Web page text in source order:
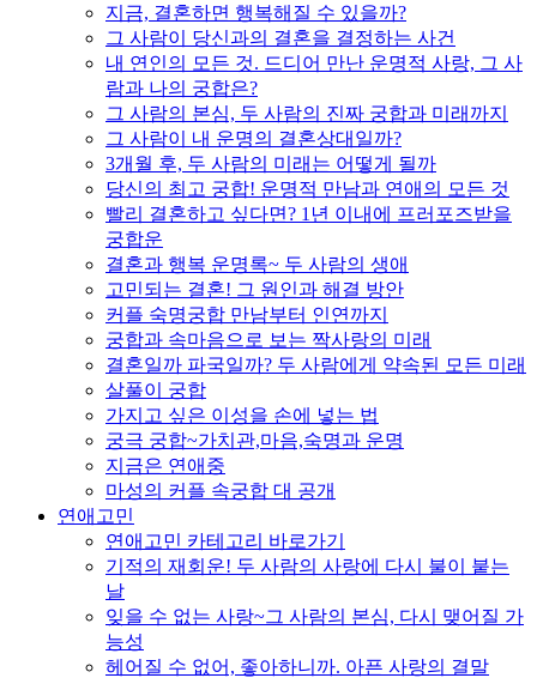
지금, 결혼하면 행복해질 수 있을까?
그 사람이 당신과의 결혼을 결정하는 사건
내 연인의 모든 것. 드디어 만난 운명적 사랑, 그 사
람과 나의 궁합은?
그 사람의 본심, 두 사람의 진짜 궁합과 미래까지
그 사람이 내 운명의 결혼상대일까?
3개월 후, 두 사람의 미래는 어떻게 될까
당신의 최고 궁합! 운명적 만남과 연애의 모든 것
빨리 결혼하고 싶다면? 1년 이내에 프러포즈받을
궁합운
결혼과 행복 운명록~ 두 사람의 생애
고민되는 결혼! 그 원인과 해결 방안
커플 숙명궁합 만남부터 인연까지
궁합과 속마음으로 보는 짝사랑의 미래
결혼일까 파국일까? 두 사람에게 약속된 모든 미래
살풀이 궁합
가지고 싶은 이성을 손에 넣는 법
궁극 궁합~가치관,마음,숙명과 운명
지금은 연애중
마성의 커플 속궁합 대 공개
연애고민
연애고민 카테고리 바로가기
기적의 재회운! 두 사람의 사랑에 다시 불이 붙는
날
잊을 수 없는 사랑~그 사람의 본심, 다시 맺어질 가
능성
헤어질 수 없어, 좋아하니까. 아픈 사랑의 결말